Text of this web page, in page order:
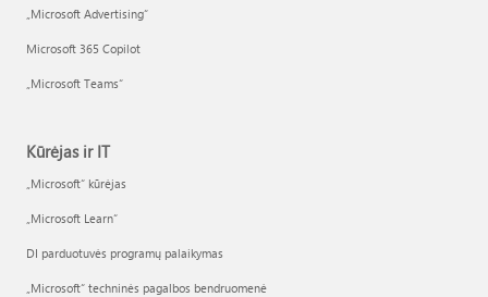
„Microsoft Advertising“
Microsoft 365 Copilot
„Microsoft Teams“
Kūrėjas ir IT
„Microsoft“ kūrėjas
„Microsoft Learn“
DI parduotuvės programų palaikymas
„Microsoft“ techninės pagalbos bendruomenė